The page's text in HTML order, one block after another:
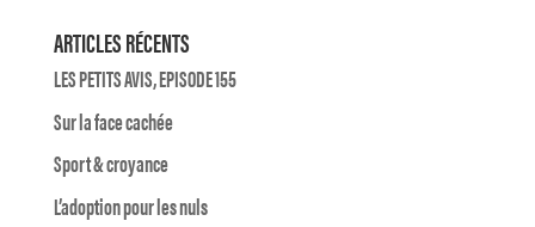
ARTICLES RÉCENTS
LES PETITS AVIS, EPISODE 155
Sur la face cachée
Sport & croyance
L’adoption pour les nuls